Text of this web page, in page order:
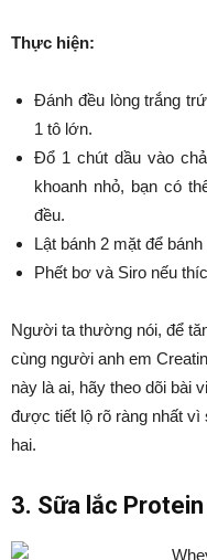
Thực hiện:
Đánh đều lòng trắng
1 tô lớn.
Đổ 1 chút dầu vào
khoanh nhỏ, bạn có
đều.
Lật bánh 2 mặt để
Phết bơ và Siro nếu
Người ta thường nói, để
cùng người anh em
này là ai, hãy theo dõi bài
được tiết lộ rõ ràng nhất vì
hai.
3. Sữa lắc